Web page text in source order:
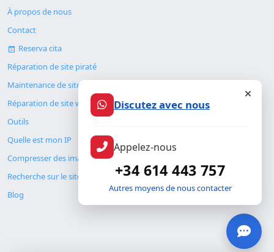
À propos de nous
Contact
Reserva cita
Réparation de site piraté
Maintenance de site web
Réparation de site web
Outils
Quelle est mon IP
Compresser des images
Recherche sur le site
Blog
Discutez avec nous
Appelez-nous
+34 614 443 757
Autres moyens de nous contacter